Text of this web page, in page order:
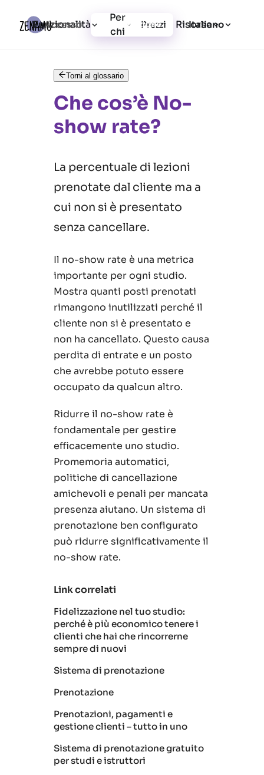
Funzionalità
Per
chi
Prezzi Risorse
Accesso Registrazione Italiano
Torni al glossario
Che cos’è No-
show rate?
La percentuale di lezioni
prenotate dal cliente ma a
cui non si è presentato
senza cancellare.
Il no-show rate è una metrica
importante per ogni studio.
Mostra quanti posti prenotati
rimangono inutilizzati perché il
cliente non si è presentato e
non ha cancellato. Questo causa
perdita di entrate e un posto
che avrebbe potuto essere
occupato da qualcun altro.
Ridurre il no-show rate è
fondamentale per gestire
efficacemente uno studio.
Promemoria automatici,
politiche di cancellazione
amichevoli e penali per mancata
presenza aiutano. Un sistema di
prenotazione ben configurato
può ridurre significativamente il
no-show rate.
Link correlati
Fidelizzazione nel tuo studio:
perché è più economico tenere i
clienti che hai che rincorrerne
sempre di nuovi
Sistema di prenotazione
Prenotazione
Prenotazioni, pagamenti e
gestione clienti – tutto in uno
Sistema di prenotazione gratuito
per studi e istruttori